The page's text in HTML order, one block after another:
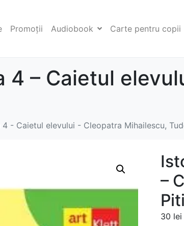
Promoții Audiobook Carte pentru copii
4 – Caietul
- Caietul elevului - Cleopatra Mihailescu,
–
30 lei